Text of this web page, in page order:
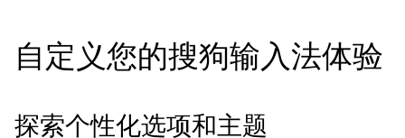
自定义您的搜狗输入法体验
探索个性化选项和主题